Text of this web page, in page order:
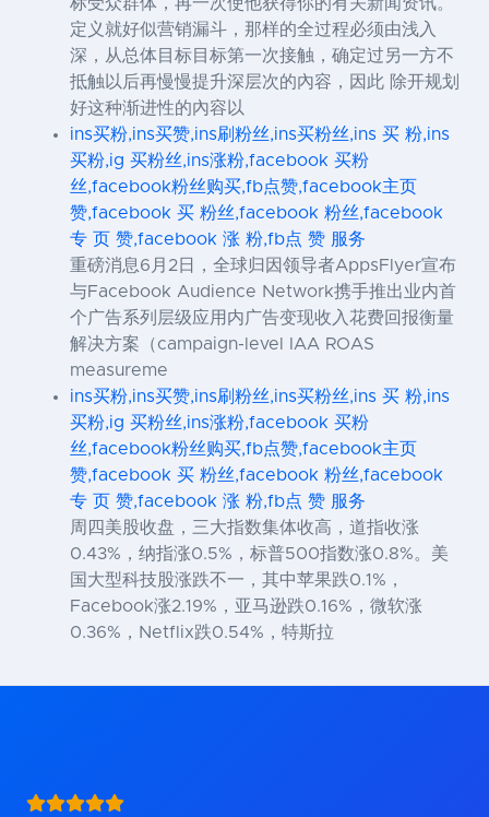
定义就好似营销漏斗，那样的全过程必须由浅入
深，从总体目标目标第一次接触，确定过另一方不
抵触以后再慢慢提升深层次的內容，因此 除开规划
好这种渐进性的內容以
ins买粉,ins买赞,ins刷粉丝,ins买粉丝,ins 买 粉,ins
买粉,ig 买粉丝,ins涨粉,facebook 买粉
丝,facebook粉丝购买,fb点赞,facebook主页
赞,facebook 买 粉丝,facebook 粉丝,facebook
专 页 赞,facebook 涨 粉,fb点 赞 服务
重磅消息6月2日，全球归因领导者AppsFlyer宣布
与Facebook Audience Network携手推出业内首
个广告系列层级应用内广告变现收入花费回报衡量
解决方案（campaign-level IAA ROAS
measureme
ins买粉,ins买赞,ins刷粉丝,ins买粉丝,ins 买 粉,ins
买粉,ig 买粉丝,ins涨粉,facebook 买粉
丝,facebook粉丝购买,fb点赞,facebook主页
赞,facebook 买 粉丝,facebook 粉丝,facebook
专 页 赞,facebook 涨 粉,fb点 赞 服务
周四美股收盘，三大指数集体收高，道指收涨
0.43%，纳指涨0.5%，标普500指数涨0.8%。美
国大型科技股涨跌不一，其中苹果跌0.1%，
Facebook涨2.19%，亚马逊跌0.16%，微软涨
0.36%，Netflix跌0.54%，特斯拉